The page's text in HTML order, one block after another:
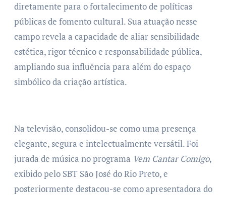
diretamente para o fortalecimento de políticas
públicas de fomento cultural. Sua atuação nesse
campo revela a capacidade de aliar sensibilidade
estética, rigor técnico e responsabilidade pública,
ampliando sua influência para além do espaço
simbólico da criação artística.
Na televisão, consolidou-se como uma presença
elegante, segura e intelectualmente versátil. Foi
jurada de música no programa Vem Cantar Comigo,
exibido pelo SBT São José do Rio Preto, e
posteriormente destacou-se como apresentadora do